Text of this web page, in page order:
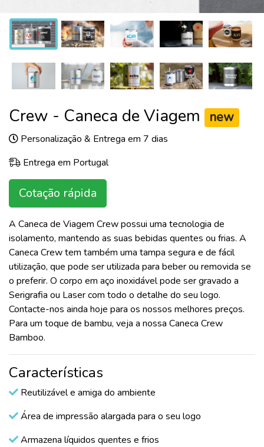
Crew - Caneca de Viagem new
Personalização & Entrega em 7 dias
Entrega em Portugal
Cotação rápida
A Caneca de Viagem Crew possui uma tecnologia de
isolamento, mantendo as suas bebidas quentes ou frias. A
Caneca Crew tem também uma tampa segura e de fácil
utilização, que pode ser utilizada para beber ou removida se
o preferir. O corpo em aço inoxidável pode ser gravado a
Serigrafia ou Laser com todo o detalhe do seu logo.
Contacte-nos ainda hoje para os nossos melhores preços.
Para um toque de bambu, veja a nossa Caneca Crew
Bamboo.
Características
Reutilizável e amiga do ambiente
Área de impressão alargada para o seu logo
Armazena líquidos quentes e frios